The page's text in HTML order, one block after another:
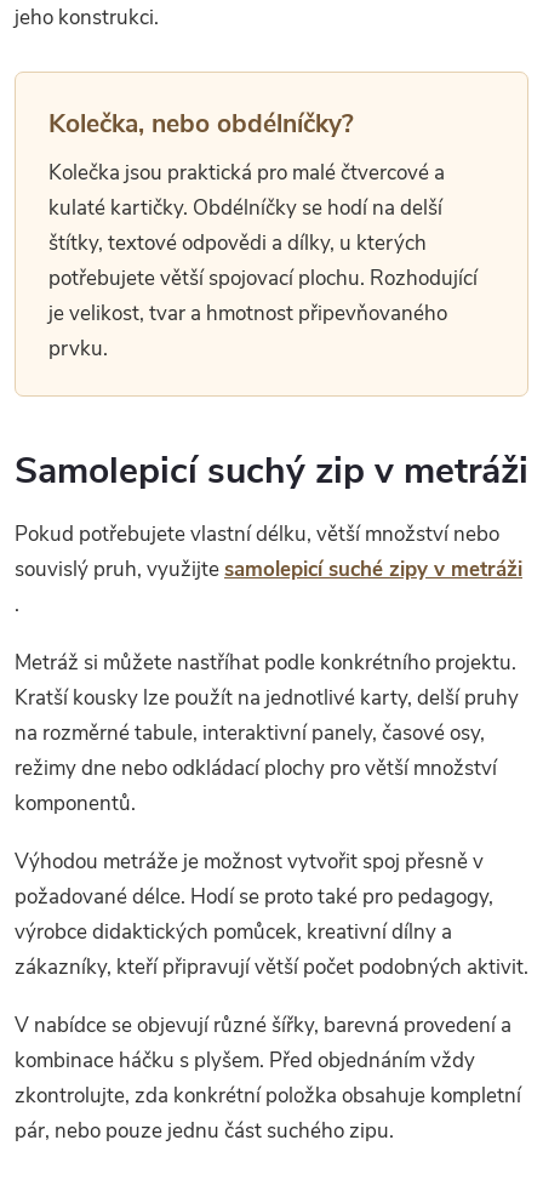
jeho konstrukci.
Kolečka, nebo obdélníčky?
Kolečka jsou praktická pro malé čtvercové a
kulaté kartičky. Obdélníčky se hodí na delší
štítky, textové odpovědi a dílky, u kterých
potřebujete větší spojovací plochu. Rozhodující
je velikost, tvar a hmotnost připevňovaného
prvku.
Samolepicí suchý zip v metráži
Pokud potřebujete vlastní délku, větší množství nebo
souvislý pruh, využijtesamolepicí suché zipy v metráži
.
Metráž si můžete nastříhat podle konkrétního projektu.
Kratší kousky lze použít na jednotlivé karty, delší pruhy
na rozměrné tabule, interaktivní panely, časové osy,
režimy dne nebo odkládací plochy pro větší množství
komponentů.
Výhodou metráže je možnost vytvořit spoj přesně v
požadované délce. Hodí se proto také pro pedagogy,
výrobce didaktických pomůcek, kreativní dílny a
zákazníky, kteří připravují větší počet podobných aktivit.
V nabídce se objevují různé šířky, barevná provedení a
kombinace háčku s plyšem. Před objednáním vždy
zkontrolujte, zda konkrétní položka obsahuje kompletní
pár, nebo pouze jednu část suchého zipu.